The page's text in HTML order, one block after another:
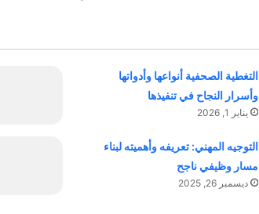
التغطية الصحفية أنواعها وأدواتها
وأسرار النجاح في تنفيذها
يناير 1, 2026
التوجيه المهني: تعريفه وأهميته لبناء
مسار وظيفي ناجح
ديسمبر 26, 2025